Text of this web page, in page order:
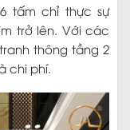
tấm chỉ thực sự
trở lên. Với các
thông tầng 2
chi phí.